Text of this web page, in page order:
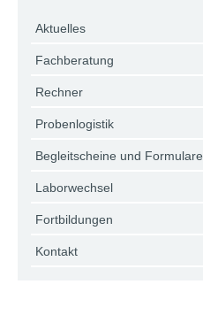
Aktuelles
Fachberatung
Rechner
Probenlogistik
Begleitscheine und Formulare
Laborwechsel
Fortbildungen
Kontakt